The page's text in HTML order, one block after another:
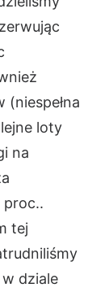
(niespełna
loty
na
proc..
tej
dziale